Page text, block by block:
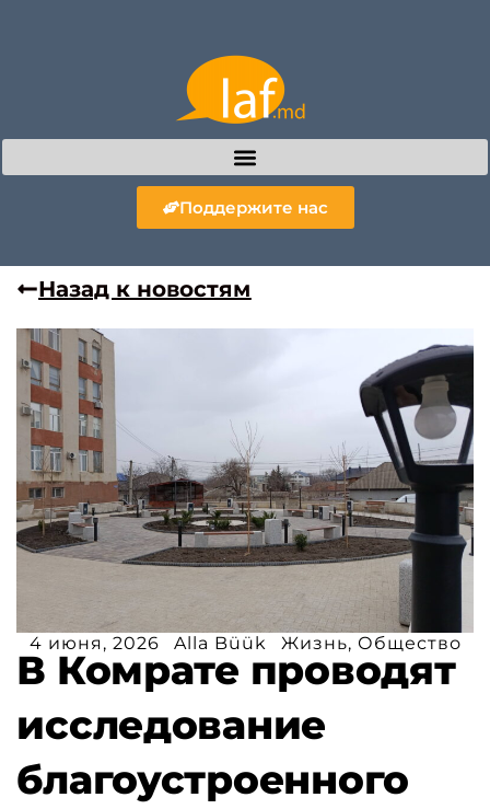
Поддержите нас
Назад к новостям
4 июня, 2026 Alla Büük Жизнь, Общество
В Комрате проводят
исследование
благоустроенного